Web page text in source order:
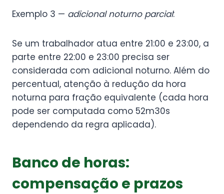
Exemplo 3 — adicional noturno parcial:
Se um trabalhador atua entre 21:00 e 23:00, a
parte entre 22:00 e 23:00 precisa ser
considerada com adicional noturno. Além do
percentual, atenção à redução da hora
noturna para fração equivalente (cada hora
pode ser computada como 52m30s
dependendo da regra aplicada).
Banco de horas:
compensação e prazos